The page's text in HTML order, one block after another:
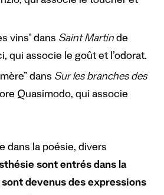
vins’ dans Saint Martin de
qui associe le goût et l’odorat.
dans Sur les branches des
Quasimodo, qui associe
dans la poésie, divers
sont entrés dans la
devenus des expressions